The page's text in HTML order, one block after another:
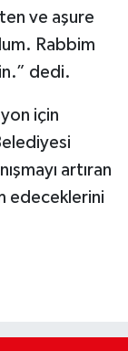
ve aşure
Rabbim
dedi.
için
artıran
edeceklerini